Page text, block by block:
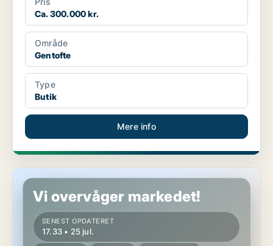
Ca. 300.000 kr.
Område
Gentofte
Type
Butik
Mere info
Restaurant i Ballerup
Vi overvåger markedet!
SENEST OPDATERET
17.33 • 25 jul.